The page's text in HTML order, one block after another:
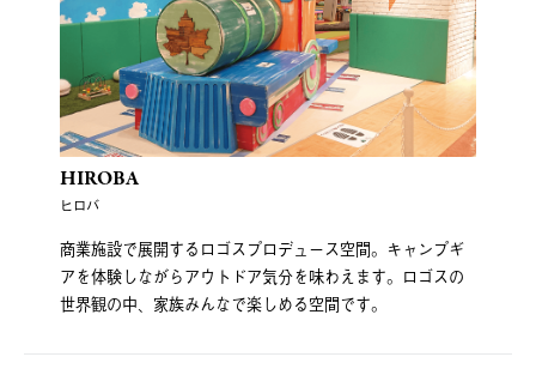
HIROBA
ヒロバ
商業施設で展開するロゴスプロデュース空間。キャンプギ
アを体験しながらアウトドア気分を味わえます。ロゴスの
世界観の中、家族みんなで楽しめる空間です。